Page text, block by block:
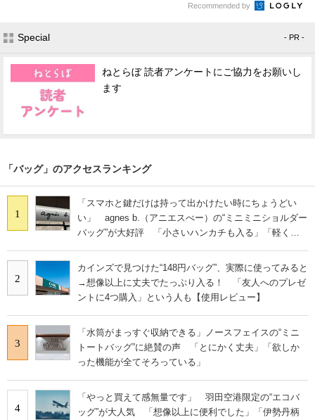
Recommended by
Special - PR -
ねとらぼ 読者アンケートにご協力をお願いし
ます
「バッグ」のアクセスランキング
1
「スマホと鍵だけは持って出かけたい時にちょうどい
い」 agnes b.（アニエスべー）の“ミニミニショルダー
バッグ”が大好評 「小さいハンカチも入る」「軽くて
2
カインズで見つけた“148円バッグ”、実際に使ってみると
→想像以上に丈夫でたっぷり入る！ 「友人へのプレゼ
ントに4つ購入」という人も【使用レビュー】
3
「水筒がまっすぐ収納できる」ノースフェイスの“ミニ
トートバッグ”に絶賛の声 「とにかく丈夫」「欲しか
った機能が全てそろっている」
4
「やっと買えて感無量です」 羽田空港限定の“エコバ
ッグ”が大人気 「想像以上に便利でした」「伊勢丹柄